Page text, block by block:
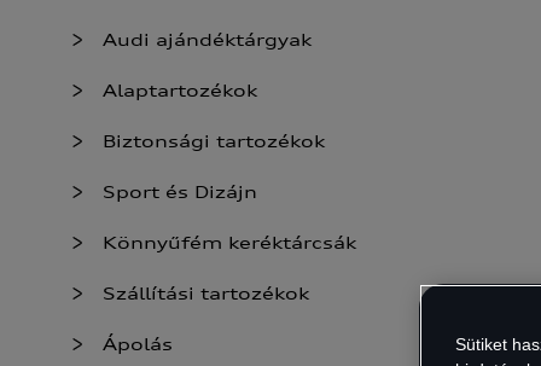
Audi ajándéktárgyak
Alaptartozékok
Biztonsági tartozékok
Sport és Dizájn
Könnyűfém keréktárcsák
Szállítási tartozékok
Ápolás
Sütiket